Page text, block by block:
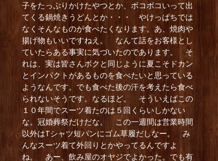
子をたっぷりかけたやつとか、ボコボコいって出
てくる鍋焼きうどんとか・・・ やけっぱちでは
なくそんなものが食べたくなります。あ、焼肉や
揚げ物もいいですねえ。 なんて話をお客様とし
ていたらある事実に気づいたのであります。 そ
れは、実は皆さんボクと同じように夏こそドカン
とインパクトがあるものを食べたいと思っている
ようなんです。でも食べた後の汗を考えたら食べ
られないそうです。なるほど。 そういえばこの
１０年間でスーツ着たのは５回くらいしかない
な。冠婚葬祭だけだな。 この一週間は営業時間
以外はTシャツ短パンにゴム草履だしなー。 み
んなスーツ着て外回りとかやってるんですよ
ね。 あー、飲み屋のオヤジでよかった。でも有